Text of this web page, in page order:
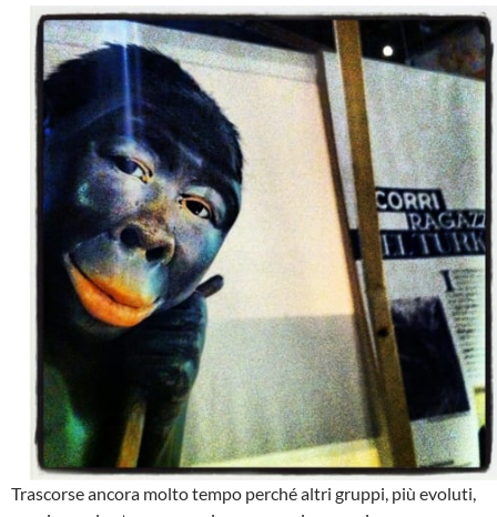
Trascorse ancora molto tempo perché altri gruppi, più evoluti,